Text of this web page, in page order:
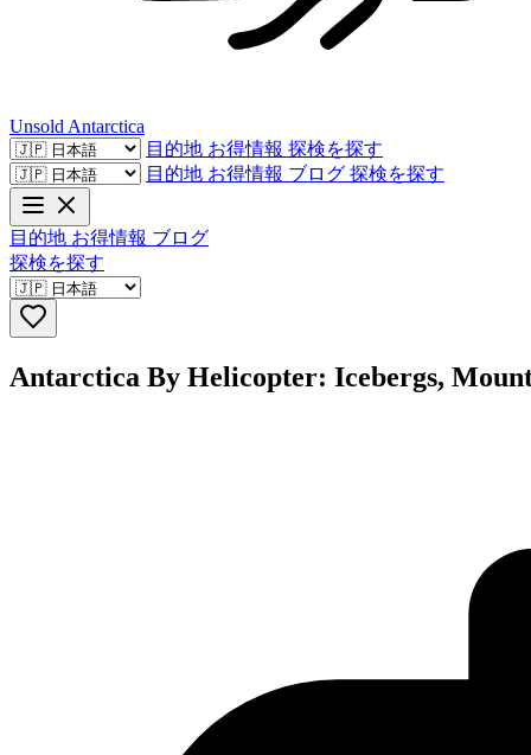
Unsold Antarctica
目的地 お得情報 探検を探す
目的地 お得情報 ブログ 探検を探す
目的地 お得情報 ブログ
探検を探す
Antarctica By Helicopter: Icebergs,